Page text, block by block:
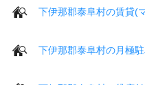
下伊那郡泰阜村の賃貸(
下伊那郡泰阜村の月極